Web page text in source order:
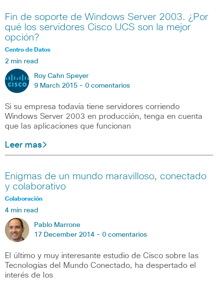
Fin de soporte de Windows Server 2003. ¿Por
qué los servidores Cisco UCS son la mejor
opción?
Centro de Datos
2 min read
Roy Cahn Speyer
9 March 2015 - 0 comentarios
Si su empresa todavía tiene servidores corriendo
Windows Server 2003 en producción, tenga en cuenta
que las aplicaciones que funcionan
Leer mas
Enigmas de un mundo maravilloso, conectado
y colaborativo
Colaboración
4 min read
Pablo Marrone
17 December 2014 - 0 comentarios
El último y muy interesante estudio de Cisco sobre las
Tecnologías del Mundo Conectado, ha despertado el
interés de los